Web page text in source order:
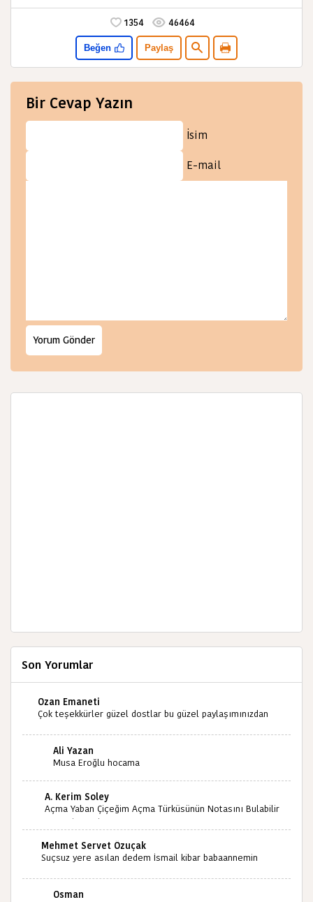
1354 46464
Beğen Paylaş
Bir Cevap Yazın
İsim
E-mail
Son Yorumlar
Ozan Emaneti
Çok teşekkürler güzel dostlar bu güzel paylaşımınızdan
ölmeyecektir tekrar teşekkürler saygılarımla
Ali Yazan
Musa Eroğlu hocama
A. Kerim Soley
Açma Yaban Çiçeğim Açma Türküsünün Notasını Bulabilir
miyiz ?İlginiz İçin Şimdiden Teşekkürler.
Mehmet Servet Özuçak
Suçsuz yere asılan dedem İsmail kibar babaannemin
Osman